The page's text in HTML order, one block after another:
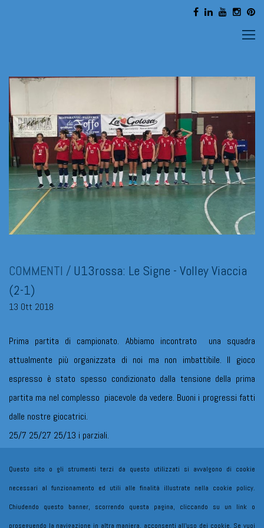
COMMENTI / U13rossa: Le Signe - Volley Viaccia
(2-1)
13 Ott 2018
Prima partita di campionato. Abbiamo incontrato una squadra
attualmente più organizzata di noi ma non imbattibile. Il gioco
espresso è stato spesso condizionato dalla tensione della prima
partita ma nel complesso piacevole da vedere. Buoni i progressi fatti
dalle nostre giocatrici.
25/7 25/27 25/13 i parziali.
Questo sito o gli strumenti terzi da questo utilizzati si avvalgono di cookie
necessari al funzionamento ed utili alle finalità illustrate nella cookie policy.
Chiudendo questo banner, scorrendo questa pagina, cliccando su un link o
proseguendo la navigazione in altra maniera, acconsenti all’uso dei cookie. Se vuoi